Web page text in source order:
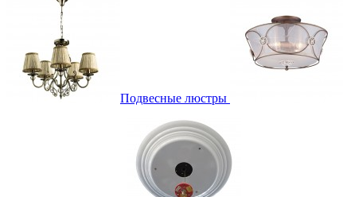
Подвесные люстры